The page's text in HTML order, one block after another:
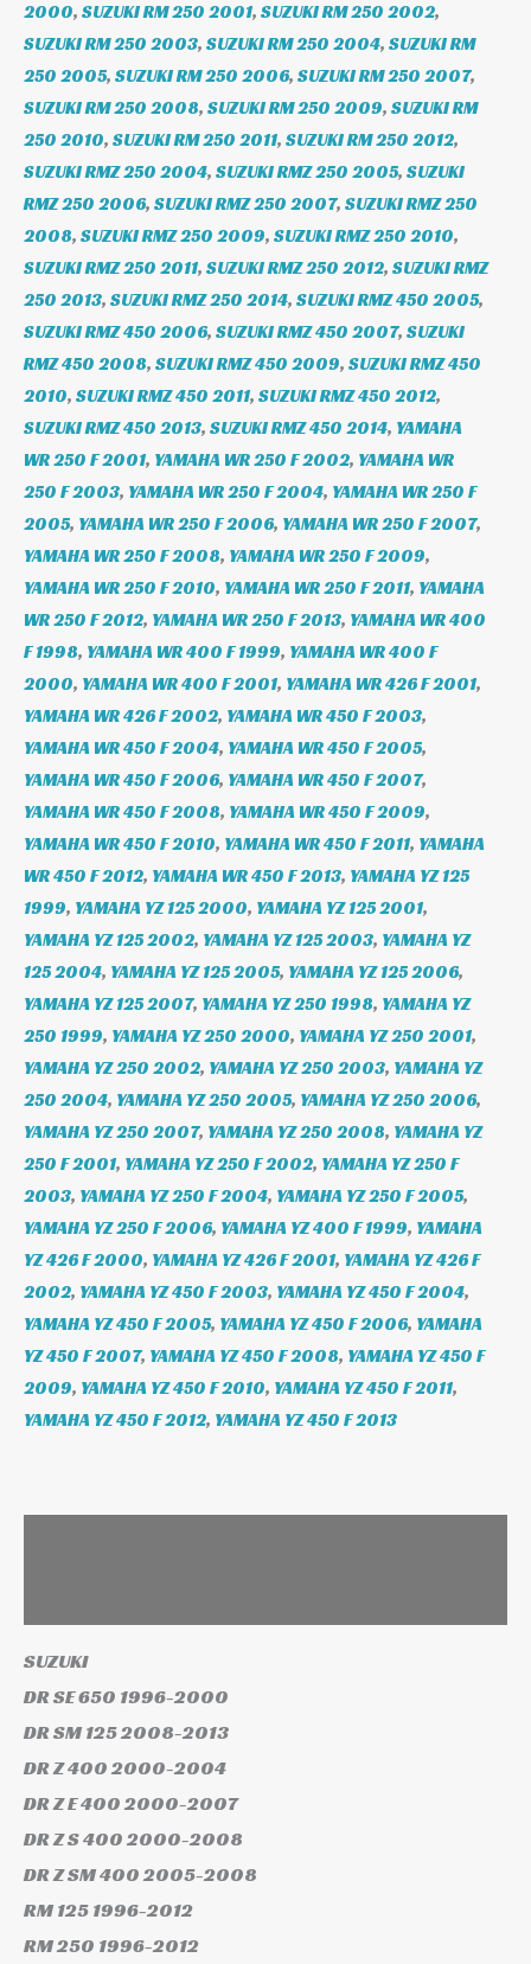
2000, SUZUKI RM 250 2001, SUZUKI RM 250 2002,
SUZUKI RM 250 2003, SUZUKI RM 250 2004, SUZUKI RM
250 2005, SUZUKI RM 250 2006, SUZUKI RM 250 2007,
SUZUKI RM 250 2008, SUZUKI RM 250 2009, SUZUKI RM
250 2010, SUZUKI RM 250 2011, SUZUKI RM 250 2012,
SUZUKI RMZ 250 2004, SUZUKI RMZ 250 2005, SUZUKI
RMZ 250 2006, SUZUKI RMZ 250 2007, SUZUKI RMZ 250
2008, SUZUKI RMZ 250 2009, SUZUKI RMZ 250 2010,
SUZUKI RMZ 250 2011, SUZUKI RMZ 250 2012, SUZUKI RMZ
250 2013, SUZUKI RMZ 250 2014, SUZUKI RMZ 450 2005,
SUZUKI RMZ 450 2006, SUZUKI RMZ 450 2007, SUZUKI
RMZ 450 2008, SUZUKI RMZ 450 2009, SUZUKI RMZ 450
2010, SUZUKI RMZ 450 2011, SUZUKI RMZ 450 2012,
SUZUKI RMZ 450 2013, SUZUKI RMZ 450 2014, YAMAHA
WR 250 F 2001, YAMAHA WR 250 F 2002, YAMAHA WR
250 F 2003, YAMAHA WR 250 F 2004, YAMAHA WR 250 F
2005, YAMAHA WR 250 F 2006, YAMAHA WR 250 F 2007,
YAMAHA WR 250 F 2008, YAMAHA WR 250 F 2009,
YAMAHA WR 250 F 2010, YAMAHA WR 250 F 2011, YAMAHA
WR 250 F 2012, YAMAHA WR 250 F 2013, YAMAHA WR 400
F 1998, YAMAHA WR 400 F 1999, YAMAHA WR 400 F
2000, YAMAHA WR 400 F 2001, YAMAHA WR 426 F 2001,
YAMAHA WR 426 F 2002, YAMAHA WR 450 F 2003,
YAMAHA WR 450 F 2004, YAMAHA WR 450 F 2005,
YAMAHA WR 450 F 2006, YAMAHA WR 450 F 2007,
YAMAHA WR 450 F 2008, YAMAHA WR 450 F 2009,
YAMAHA WR 450 F 2010, YAMAHA WR 450 F 2011, YAMAHA
WR 450 F 2012, YAMAHA WR 450 F 2013, YAMAHA YZ 125
1999, YAMAHA YZ 125 2000, YAMAHA YZ 125 2001,
YAMAHA YZ 125 2002, YAMAHA YZ 125 2003, YAMAHA YZ
125 2004, YAMAHA YZ 125 2005, YAMAHA YZ 125 2006,
YAMAHA YZ 125 2007, YAMAHA YZ 250 1998, YAMAHA YZ
250 1999, YAMAHA YZ 250 2000, YAMAHA YZ 250 2001,
YAMAHA YZ 250 2002, YAMAHA YZ 250 2003, YAMAHA YZ
250 2004, YAMAHA YZ 250 2005, YAMAHA YZ 250 2006,
YAMAHA YZ 250 2007, YAMAHA YZ 250 2008, YAMAHA YZ
250 F 2001, YAMAHA YZ 250 F 2002, YAMAHA YZ 250 F
2003, YAMAHA YZ 250 F 2004, YAMAHA YZ 250 F 2005,
YAMAHA YZ 250 F 2006, YAMAHA YZ 400 F 1999, YAMAHA
YZ 426 F 2000, YAMAHA YZ 426 F 2001, YAMAHA YZ 426 F
2002, YAMAHA YZ 450 F 2003, YAMAHA YZ 450 F 2004,
YAMAHA YZ 450 F 2005, YAMAHA YZ 450 F 2006, YAMAHA
YZ 450 F 2007, YAMAHA YZ 450 F 2008, YAMAHA YZ 450 F
2009, YAMAHA YZ 450 F 2010, YAMAHA YZ 450 F 2011,
YAMAHA YZ 450 F 2012, YAMAHA YZ 450 F 2013
SUZUKI
DR SE 650 1996-2000
DR SM 1252008-2013
DR Z 4002000-2004
DR Z E 4002000-2007
DR Z S 4002000-2008
DR Z SM 4002005-2008
RM 1251996-2012
RM 250 1996-2012